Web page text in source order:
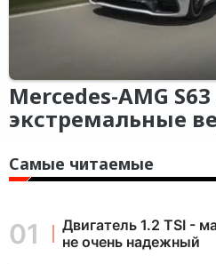
Mercedes-AMG S63
экстремальные
Самые читаемые
Двигатель 1.2 TSI -
не очень надежный